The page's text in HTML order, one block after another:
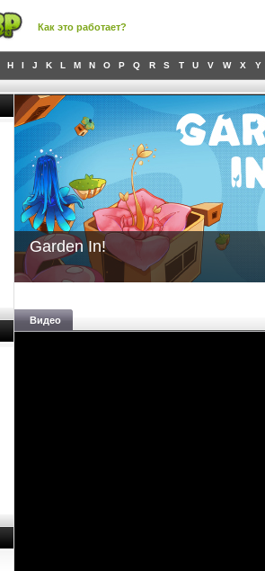
Как это работает?
H I J K L M N O P Q R S T U V W X Y
Garden In!
Видео